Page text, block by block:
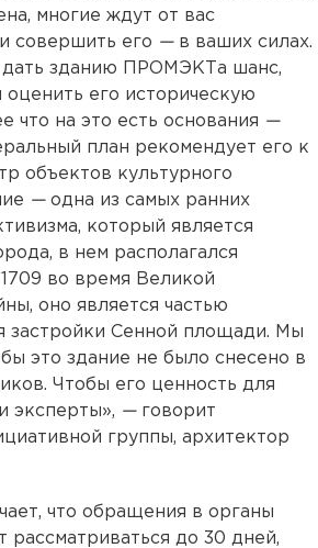
многие ждут от вас
совершить его —в ваших силах.
дать зданию ПРОМЭКТа шанс,
оценить его историческую
что на это есть основания —
план рекомендует его к
объектов культурного
—одна из самых ранних
который является
в нем располагался
во время Великой
оно является частью
застройки Сенной площади. Мы
это здание не было снесено в
Чтобы его ценность для
эксперты», —говорит
группы, архитектор
что обращения в органы
рассматриваться до 30 дней,